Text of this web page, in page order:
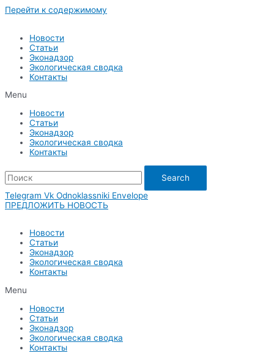
Перейти к содержимому
Новости
Статьи
Эконадзор
Экологическая сводка
Контакты
Menu
Новости
Статьи
Эконадзор
Экологическая сводка
Контакты
Search
Telegram Vk Odnoklassniki Envelope
ПРЕДЛОЖИТЬ НОВОСТЬ
Новости
Статьи
Эконадзор
Экологическая сводка
Контакты
Menu
Новости
Статьи
Эконадзор
Экологическая сводка
Контакты